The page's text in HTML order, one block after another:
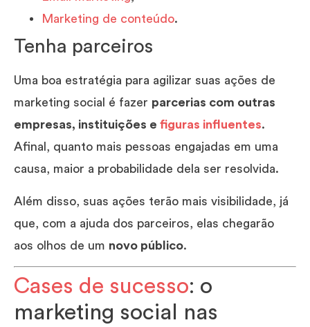
Marketing de conteúdo.
Tenha parceiros
Uma boa estratégia para agilizar suas ações de
marketing social é fazer parcerias com outras
empresas, instituições e figuras influentes.
Afinal, quanto mais pessoas engajadas em uma
causa, maior a probabilidade dela ser resolvida.
Além disso, suas ações terão mais visibilidade, já
que, com a ajuda dos parceiros, elas chegarão
aos olhos de um novo público.
Cases de sucesso: o
marketing social nas